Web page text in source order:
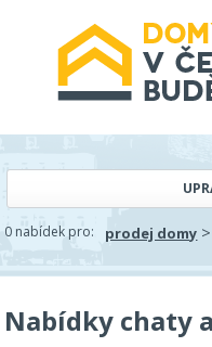
0 nabídek pro: prodej domy >
Nabídky chaty